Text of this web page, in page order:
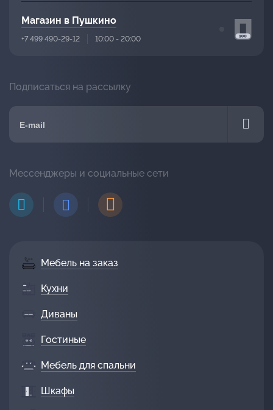
Мебель на заказ
Кухни
Диваны
Гостиные
Мебель для спальни
Шкафы
Магазин в Пушкино
+7 499 490-29-12 10:00 - 20:00
Подписаться на рассылку
Мессенджеры и социальные сети